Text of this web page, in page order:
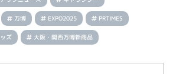
万博 EXPO2025 PRTIMES
ズ 大阪・関西万博新商品